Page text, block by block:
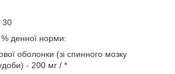
30
% денної норми:
оболонки (зі спинного мозку
- 200 мг / *